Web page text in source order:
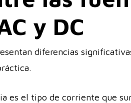
y DC
diferencias
es el tipo de corriente que